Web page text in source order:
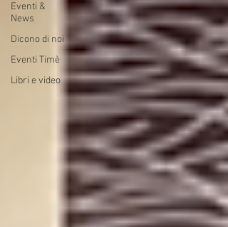
Eventi &
News
Dicono di noi
Eventi Timè
Libri e video